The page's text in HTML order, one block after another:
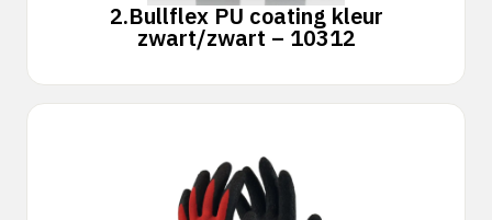
2.Bullflex PU coating kleur
zwart/zwart – 10312